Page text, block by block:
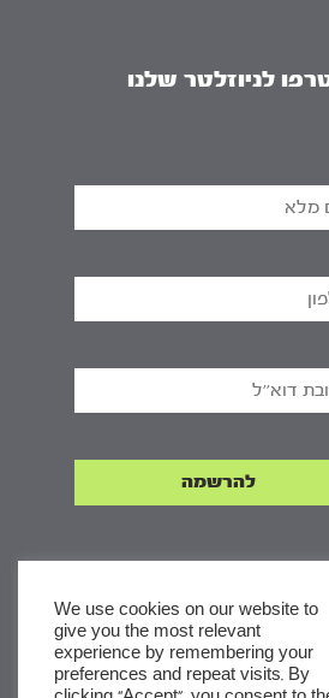
לניוזלטר שלנו
We use cookies on our website to
give you the most relevant
experience by remembering your
preferences and repeat visits. By
x